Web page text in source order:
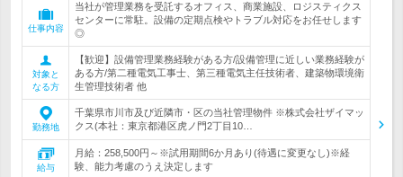
仕事内容
当社が管理業務を受託するオフィス、商業施設、ロジスティクス
センターに常駐。設備の定期点検やトラブル対応をお任せします
◎
対象と
なる方
【歓迎】設備管理業務経験がある方/設備管理に近しい業務経験が
ある方/第二種電気工事士、第三種電気主任技術者、建築物環境衛
生管理技術者 他
勤務地
千葉県市川市及び近隣市・区の当社管理物件 ※株式会社ザイマッ
クス(本社：東京都港区虎ノ門2丁目10…
給与
月給：258,500円～※試用期間6か月あり(待遇に変更なし)※経
験、能力考慮のうえ決定します